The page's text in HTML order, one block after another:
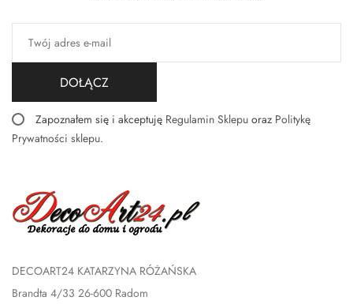
DOŁĄCZ
Zapoznałem się i akceptuję Regulamin Sklepu oraz Politykę
Prywatności sklepu.
DECOART24 KATARZYNA RÓŻAŃSKA
Brandta 4/33 26-600 Radom